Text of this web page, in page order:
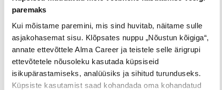
paremaks
Kui mõistame paremini, mis sind huvitab, näitame sulle
asjakohasemat sisu. Klõpsates nuppu „Nõustun kõigiga“,
annate ettevõttele Alma Career ja teistele selle ärigrupi
ettevõtetele nõusoleku kasutada küpsiseid
isikupärastamiseks, analüüsiks ja sihitud turunduseks.
Küpsiste kasutamist saad kohandada oma kohandatud
23/07/2026
Tööotsijale